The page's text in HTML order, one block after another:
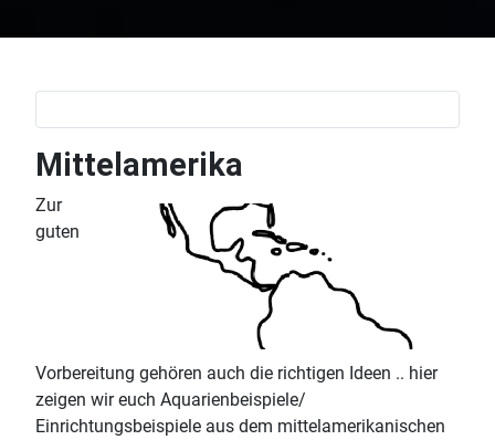
Mittelamerika
Zur
guten
Vorbereitung gehören auch die richtigen Ideen .. hier
zeigen wir euch Aquarienbeispiele/
Einrichtungsbeispiele aus dem mittelamerikanischen